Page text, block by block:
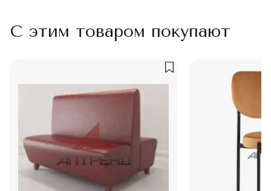
С этим товаром покупают